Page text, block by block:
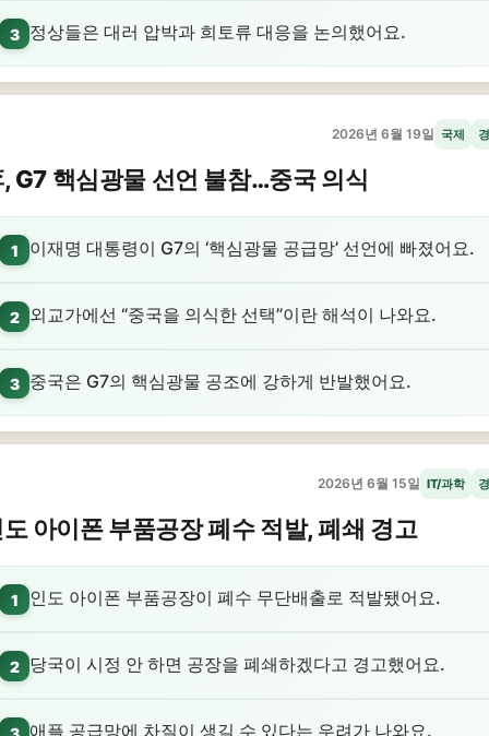
3 정상들은 대러 압박과 희토류 대응을 논의했어요.
2026년 6월 19일 국제
G7 핵심광물 선언 불참…중국 의식
1 이재명 대통령이 G7의 ‘핵심광물 공급망’ 선언에 빠졌어요.
2 외교가에선 “중국을 의식한 선택”이란 해석이 나와요.
3 중국은 G7의 핵심광물 공조에 강하게 반발했어요.
2026년 6월 15일 IT/과학
아이폰 부품공장 폐수 적발, 폐쇄 경고
1 인도 아이폰 부품공장이 폐수 무단배출로 적발됐어요.
2 당국이 시정 안 하면 공장을 폐쇄하겠다고 경고했어요.
애플 공급망에 차질이 생길 수 있다는 우려가 나와요.